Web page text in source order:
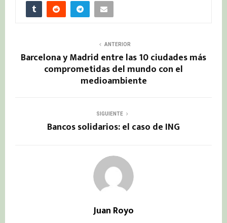
ANTERIOR
Barcelona y Madrid entre las 10 ciudades más
comprometidas del mundo con el
medioambiente
SIGUIENTE
Bancos solidarios: el caso de ING
Juan Royo